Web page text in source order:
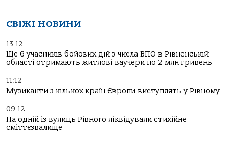
СВІЖІ НОВИНИ
13:12
Ще 6 учасників бойових дій з числа ВПО в Рівненській
області отримають житлові ваучери по 2 млн гривень
11:12
Музиканти з кількох країн Європи виступлять у Рівному
09:12
На одній із вулиць Рівного ліквідували стихійне
сміттєзвалище